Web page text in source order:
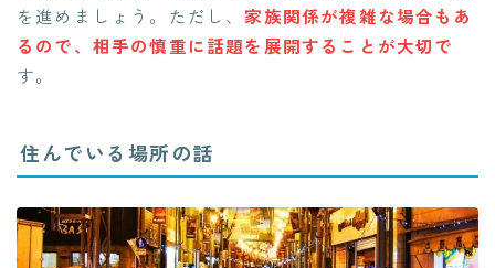
を進めましょう。ただし、 家族関係が複雑な場合もあ
るので、相手の慎重に話題を展開することが大切で
す。
住んでいる場所の話